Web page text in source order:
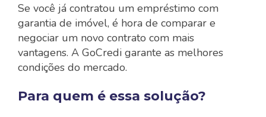
Se você já contratou um empréstimo com
garantia de imóvel, é hora de comparar e
negociar um novo contrato com mais
vantagens. A GoCredi garante as melhores
condições do mercado.
Para quem é essa solução?